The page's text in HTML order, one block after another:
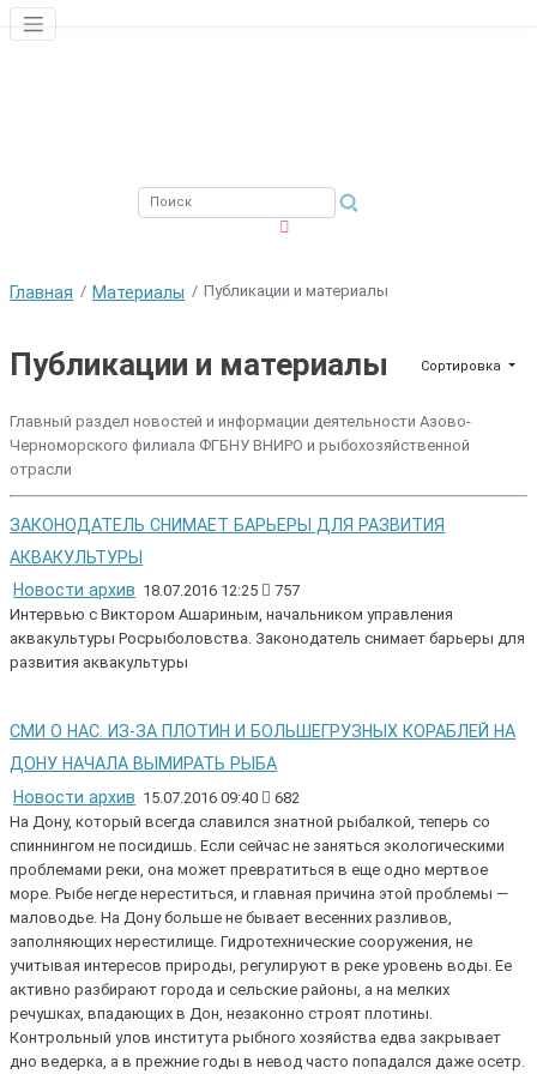
Главная Материалы Публикации и материалы
Публикации и материалы Сортировка
Главный раздел новостей и информации деятельности Азово-
Черноморского филиала ФГБНУ ВНИРО и рыбохозяйственной
отрасли
ЗАКОНОДАТЕЛЬ СНИМАЕТ БАРЬЕРЫ ДЛЯ РАЗВИТИЯ
АКВАКУЛЬТУРЫ
Новости архив 18.07.2016 12:25
757
Интервью с Виктором Ашариным, начальником управления
аквакультуры Росрыболовства. Законодатель снимает барьеры для
развития аквакультуры
СМИ О НАС. ИЗ-ЗА ПЛОТИН И БОЛЬШЕГРУЗНЫХ КОРАБЛЕЙ НА
ДОНУ НАЧАЛА ВЫМИРАТЬ РЫБА
Новости архив 15.07.2016 09:40
682
На Дону, который всегда славился знатной рыбалкой, теперь со
спиннингом не посидишь. Если сейчас не заняться экологическими
проблемами реки, она может превратиться в еще одно мертвое
море. Рыбе негде нереститься, и главная причина этой проблемы —
маловодье. На Дону больше не бывает весенних разливов,
заполняющих нерестилище. Гидротехнические сооружения, не
учитывая интересов природы, регулируют в реке уровень воды. Ее
активно разбирают города и сельские районы, а на мелких
речушках, впадающих в Дон, незаконно строят плотины.
Контрольный улов института рыбного хозяйства едва закрывает
дно ведерка, а в прежние годы в невод часто попадался даже осетр.